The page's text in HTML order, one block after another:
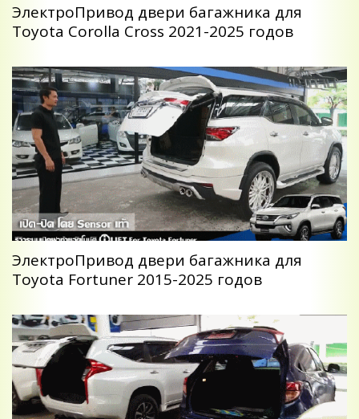
ЭлектроПривод двери багажника для
Toyota Corolla Cross 2021-2025 годов
ЭлектроПривод двери багажника для
Toyota Fortuner 2015-2025 годов